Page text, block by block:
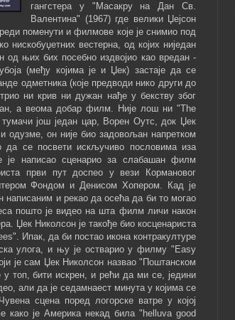
гангстера у "Масакру на Дан Св.
Валентина" (1967) где велики Џејсон
поменути и филмове које је снимио под
вестерна, од којих ниједан
од њих бих посебно издвојио као вредан -
(међу којима је и Џек) застаје да се
одметника (које предводи нико други до
ни крив ни дужан нађе у бекству због
а веома добар филм. Није лош ни "The
још један цар, Ворен Оутс, док Џек
одузме, он није био задовољан напретком
да се посвети искључиво пословима иза
је написао сценарио за слабашан филм
први пут доспео у вези Кормановог
Фондом и Денисом Хопером. Кад је
написаним и рекао да осећа да би то могао
пошто је видео на шта филм личи након
Џек Николсон је такође био косценариста
Ипак, да би постао икона контракултуре
улога, и њу је остварио у филму "Easy
је сам Џек Николсон назвао "Поштанском
топ, бити искрен, и рећи да ми се, једини
али да је седамнаест минута у којима се
сцена поред логорске ватре у којој
је Америка некад била "helluva good